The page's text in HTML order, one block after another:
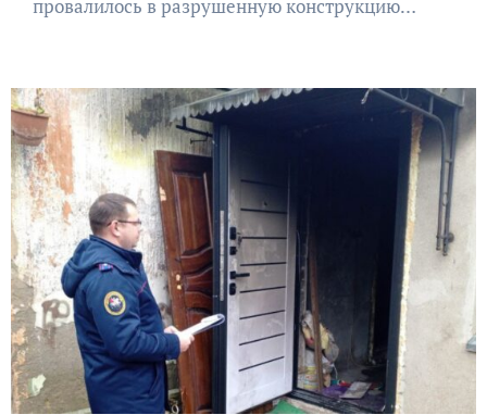
провалилось в разрушенную конструкцию…